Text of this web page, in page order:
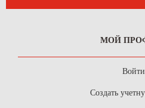
МОЙ
Войти
Создать